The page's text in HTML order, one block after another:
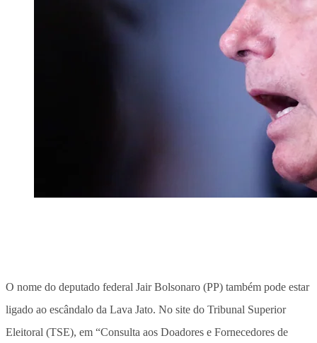
O nome do deputado federal Jair Bolsonaro (PP) também pode estar
ligado ao escândalo da Lava Jato. No site do Tribunal Superior
Eleitoral (TSE), em “Consulta aos Doadores e Fornecedores de